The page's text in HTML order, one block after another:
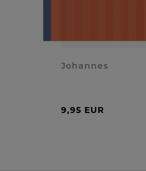
Johannes
9,95 EUR